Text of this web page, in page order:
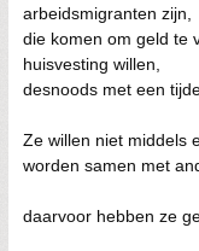
arbeidsmigranten zijn,
die komen om geld te
huisvesting willen,
desnoods met een
Ze willen niet middels
worden samen met
daarvoor hebben ze